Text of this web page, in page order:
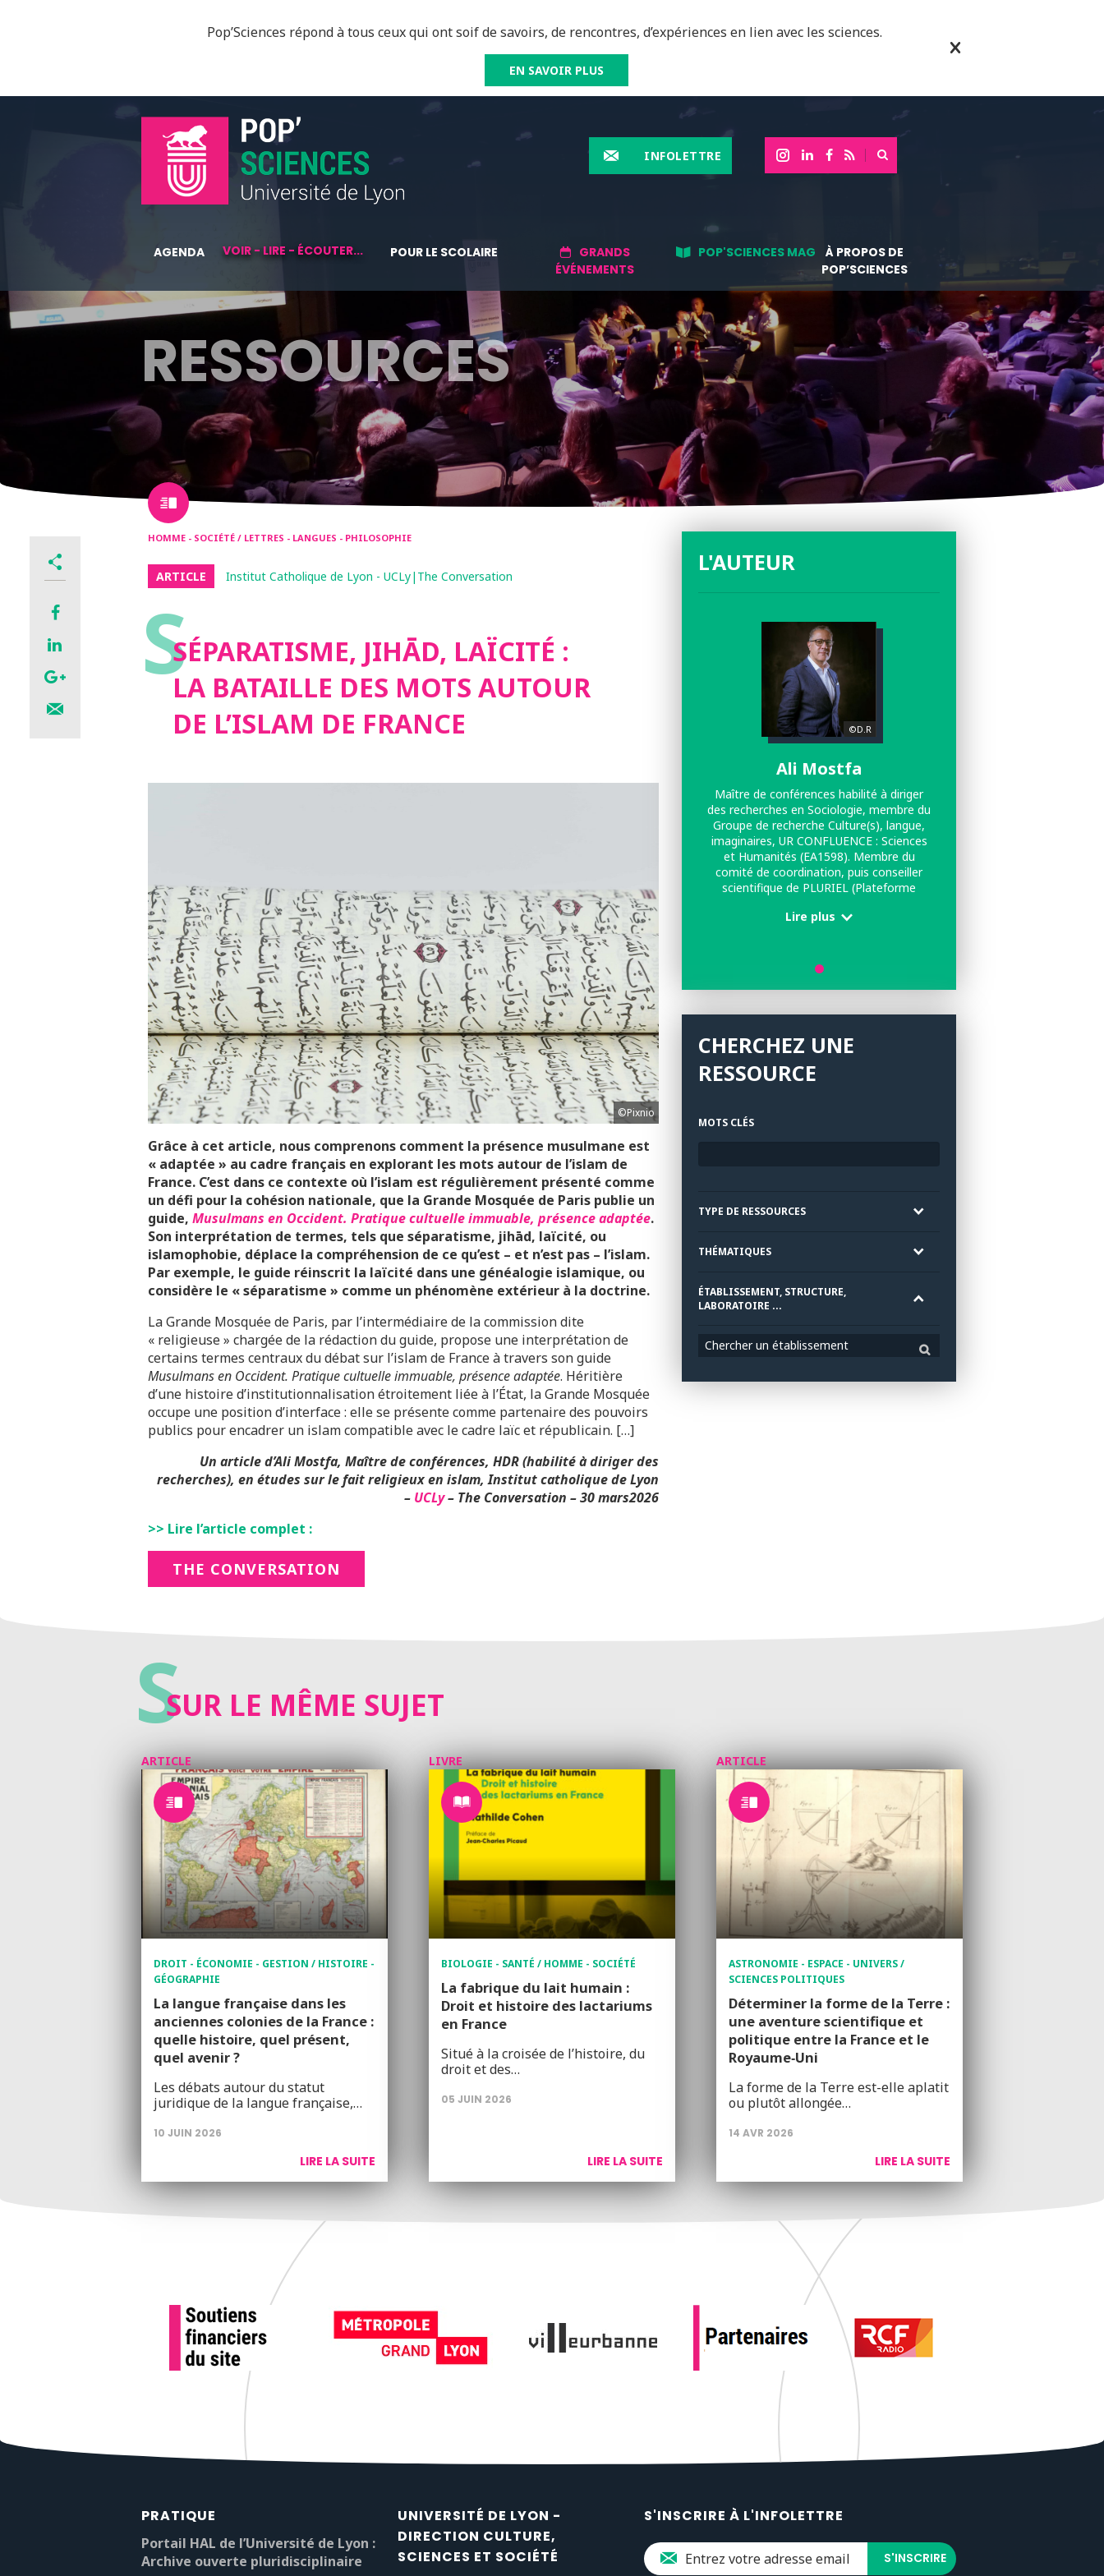
Pop’Sciences répond à tous ceux qui ont soif de savoirs, de rencontres, d’expériences en lien avec les sciences.
EN SAVOIR PLUS
INFOLETTRE
AGENDA VOIR - LIRE - ÉCOUTER... POUR LE SCOLAIRE
GRANDS
ÉVÉNEMENTS
POP'SCIENCES MAG
À PROPOS DE
POP’SCIENCES
RESSOURCES
HOMME - SOCIÉTÉ / LETTRES - LANGUES - PHILOSOPHIE
ARTICLE Institut Catholique de Lyon - UCLy|The Conversation
SSÉPARATISME, JIHĀD, LAÏCITÉ :
LA BATAILLE DES MOTS AUTOUR
DE L’ISLAM DE FRANCE
©Pixnio
Grâce à cet article, nous comprenons comment la présence musulmane est
« adaptée » au cadre français en explorant les mots autour de l’islam de
France. C’est dans ce contexte où l’islam est régulièrement présenté comme
un défi pour la cohésion nationale, que la Grande Mosquée de Paris publie un
guide, Musulmans en Occident. Pratique cultuelle immuable, présence adaptée.
Son interprétation de termes, tels que séparatisme, jihād, laïcité, ou
islamophobie, déplace la compréhension de ce qu’est – et n’est pas – l’islam.
Par exemple, le guide réinscrit la laïcité dans une généalogie islamique, ou
considère le « séparatisme » comme un phénomène extérieur à la doctrine.
La Grande Mosquée de Paris, par l’intermédiaire de la commission dite
« religieuse » chargée de la rédaction du guide, propose une interprétation de
certains termes centraux du débat sur l’islam de France à travers son guide
Musulmans en Occident. Pratique cultuelle immuable, présence adaptée. Héritière
d’une histoire d’institutionnalisation étroitement liée à l’État, la Grande Mosquée
occupe une position d’interface : elle se présente comme partenaire des pouvoirs
publics pour encadrer un islam compatible avec le cadre laïc et républicain. […]
Un article d’Ali Mostfa, Maître de conférences, HDR (habilité à diriger des
recherches), en études sur le fait religieux en islam, Institut catholique de Lyon
– UCLy– The Conversation – 30 mars2026
>> Lire l’article complet :
THE CONVERSATION
L'AUTEUR
©D.R
Ali Mostfa
Maître de conférences habilité à diriger
des recherches en Sociologie, membre du
Groupe de recherche Culture(s), langue,
imaginaires, UR CONFLUENCE : Sciences
et Humanités (EA1598). Membre du
comité de coordination, puis conseiller
scientifique de PLURIEL (Plateforme
l'UCLy.
Lire plus
CHERCHEZ UNE
RESSOURCE
MOTS CLÉS
TYPE DE RESSOURCES
THÉMATIQUES
ÉTABLISSEMENT, STRUCTURE,
LABORATOIRE ...
Chercher un établissement
SSUR LE MÊME SUJET
ARTICLE
DROIT - ÉCONOMIE - GESTION / HISTOIRE -
GÉOGRAPHIE
La langue française dans les
anciennes colonies de la France :
quelle histoire, quel présent,
quel avenir ?
Les débats autour du statut
juridique de la langue française,…
10 JUIN 2026
LIRE LA SUITE
LIVRE
BIOLOGIE - SANTÉ / HOMME - SOCIÉTÉ
La fabrique du lait humain :
Droit et histoire des lactariums
en France
Situé à la croisée de l’histoire, du
droit et des…
05 JUIN 2026
LIRE LA SUITE
ARTICLE
ASTRONOMIE - ESPACE - UNIVERS /
SCIENCES POLITIQUES
Déterminer la forme de la Terre :
une aventure scientifique et
politique entre la France et le
Royaume‑Uni
La forme de la Terre est-elle aplatit
ou plutôt allongée…
14 AVR 2026
LIRE LA SUITE
PRATIQUE
Portail HAL de l’Université de Lyon :
Archive ouverte pluridisciplinaire
UNIVERSITÉ DE LYON -
DIRECTION CULTURE,
SCIENCES ET SOCIÉTÉ
S'INSCRIRE À L'INFOLETTRE